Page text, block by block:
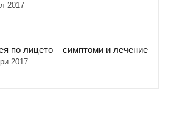
2017
по лицето – симптоми и лечение
2017